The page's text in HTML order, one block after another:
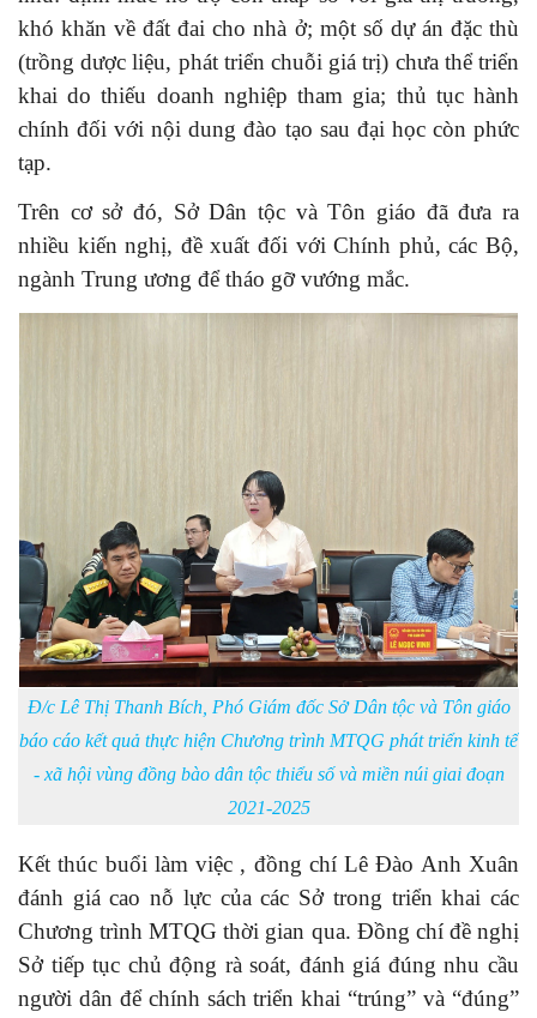
khó khăn về đất đai cho nhà ở; một số dự án đặc thù
(trồng dược liệu, phát triển chuỗi giá trị) chưa thể triển
khai do thiếu doanh nghiệp tham gia; thủ tục hành
chính đối với nội dung đào tạo sau đại học còn phức
tạp.
Trên cơ sở đó, Sở Dân tộc và Tôn giáo đã đưa ra
nhiều kiến nghị, đề xuất đối với Chính phủ, các Bộ,
ngành Trung ương để tháo gỡ vướng mắc.
Đ/c Lê Thị Thanh Bích, Phó Giám đốc Sở Dân tộc và Tôn giáo
báo cáo kết quả thực hiện Chương trình MTQG phát triển kinh tế
- xã hội vùng đồng bào dân tộc thiểu số và miền núi giai đoạn
2021-2025
Kết thúc buổi làm việc , đồng chí Lê Đào Anh Xuân
đánh giá cao nỗ lực của các Sở trong triển khai các
Chương trình MTQG thời gian qua. Đồng chí đề nghị
Sở tiếp tục chủ động rà soát, đánh giá đúng nhu cầu
người dân để chính sách triển khai “trúng” và “đúng”